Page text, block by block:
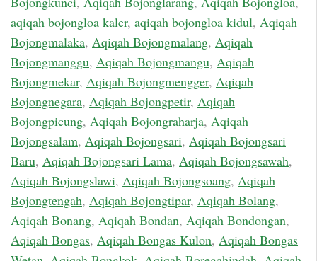
aqiqah bojongloa kaler, aqiqah bojongloa kidul, Aqiqah
Bojongmalaka, Aqiqah Bojongmalang, Aqiqah
Bojongmanggu, Aqiqah Bojongmangu, Aqiqah
Bojongmekar, Aqiqah Bojongmengger, Aqiqah
Bojongnegara, Aqiqah Bojongpetir, Aqiqah
Bojongpicung, Aqiqah Bojongraharja, Aqiqah
Bojongsalam, Aqiqah Bojongsari, Aqiqah Bojongsari
Baru, Aqiqah Bojongsari Lama, Aqiqah Bojongsawah,
Aqiqah Bojongslawi, Aqiqah Bojongsoang, Aqiqah
Bojongtengah, Aqiqah Bojongtipar, Aqiqah Bolang,
Aqiqah Bonang, Aqiqah Bondan, Aqiqah Bondongan,
Aqiqah Bongas, Aqiqah Bongas Kulon, Aqiqah Bongas